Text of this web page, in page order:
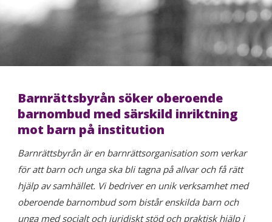
Barnrättsbyrån söker oberoende
barnombud med särskild inriktning
mot barn på institution
Barnrättsbyrån är en barnrättsorganisation som verkar
för att barn och unga ska bli tagna på allvar och få rätt
hjälp av samhället. Vi bedriver en unik verksamhet med
oberoende barnombud som bistår enskilda barn och
unga med socialt och juridiskt stöd och praktisk hjälp i